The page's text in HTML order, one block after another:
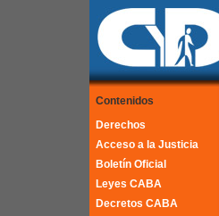
Contenidos
Derechos
Acceso a la Justicia
Boletín Oficial
Leyes CABA
Decretos CABA